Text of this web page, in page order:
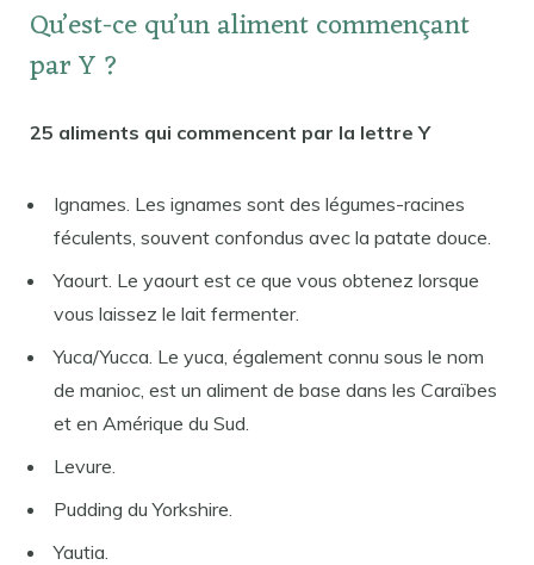
Qu’est-ce qu’un aliment commençant
par Y ?
25 aliments qui commencent par la lettre Y
Ignames. Les ignames sont des légumes-racines
féculents, souvent confondus avec la patate douce.
Yaourt. Le yaourt est ce que vous obtenez lorsque
vous laissez le lait fermenter.
Yuca/Yucca. Le yuca, également connu sous le nom
de manioc, est un aliment de base dans les Caraïbes
et en Amérique du Sud.
Levure.
Pudding du Yorkshire.
Yautia.